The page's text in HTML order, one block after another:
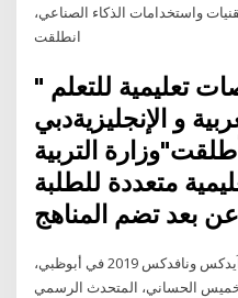
واستخدامات الذكاء الصناعي،
" التربية " تطلق منصات تعليمية للتعلم
و الإنجليزيةدبي
/ أطلقت"وزارة التربية
متعددة للطلبة
بعد تضم المناهج
لقطة لتوقيع العقود خلال معرضي آيدكس ونافدكس 2019 في أبوظبي،
خميس الحساني، المتحدث الرسمي